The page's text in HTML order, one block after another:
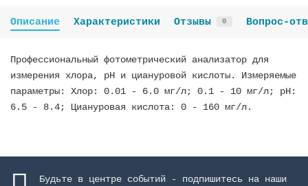
Описание Характеристики Отзывы 0 Вопрос-
Профессиональный фотометрический анализатор для
измерения хлора, рН и циануровой кислоты. Измеряемые
параметры: Хлор: 0.01 - 6.0 мг/л; 0.1 - 10 мг/л; pH:
6.5 - 8.4; Циануровая кислота: 0 - 160 мг/л.
Будьте в центре событий - подпишитесь на наши